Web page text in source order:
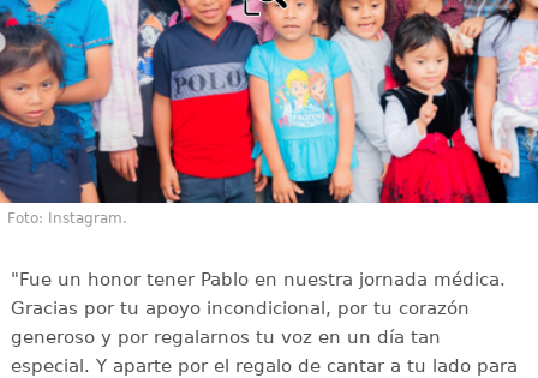
Foto: Instagram.
"Fue un honor tener Pablo en nuestra jornada médica.
Gracias por tu apoyo incondicional, por tu corazón
generoso y por regalarnos tu voz en un día tan
especial. Y aparte por el regalo de cantar a tu lado para